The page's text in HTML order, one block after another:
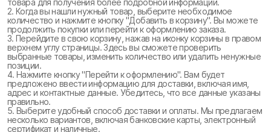
товара для получения более подробной информации.
2. Когда вы нашли нужный товар, выберите необходимое
количество и нажмите кнопку "Добавить в корзину". Вы можете
продолжить покупки или перейти к оформлению заказа.
3. Перейдите в свою корзину, нажав на иконку корзины в правом
верхнем углу страницы. Здесь вы сможете проверить
выбранные товары, изменить количество или удалить ненужные
позиции.
4. Нажмите кнопку "Перейти к оформлению". Вам будет
предложено ввести информацию для доставки, включая имя,
адрес и контактные данные. Убедитесь, что все данные указаны
правильно.
5. Выберите удобный способ доставки и оплаты. Мы предлагаем
несколько вариантов, включая банковские карты, электронный
сертификат и наличные.